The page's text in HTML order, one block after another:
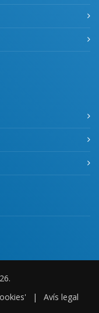
| Avís legal